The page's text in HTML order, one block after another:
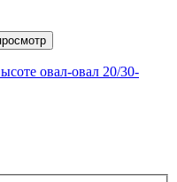
овал-овал 20/30-